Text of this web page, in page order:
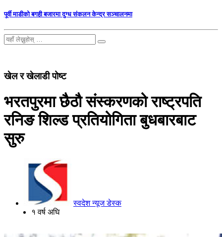
पूर्वी माडीको बगही बजारमा दुग्ध संकलन केन्द्र सञ्चालनमा
खेल र खेलाडी पोष्ट
भरतपुरमा छैठौ संस्करणको राष्ट्रपति
रनिङ शिल्ड प्रतियोगिता बुधबारबाट
सुरु
स्वदेश न्यूज डेस्क
१ वर्ष अघि